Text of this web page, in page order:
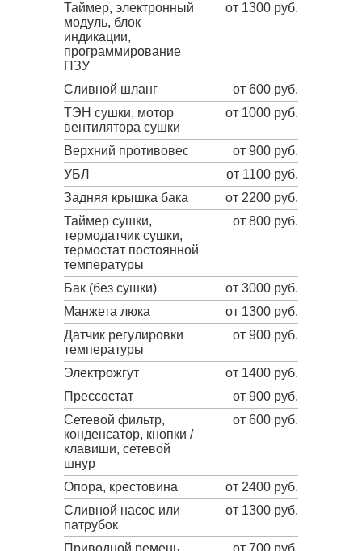
Таймер, электронный
модуль, блок
индикации,
программирование
ПЗУ
от 1300 руб.
Сливной шланг
от 600 руб.
ТЭН сушки, мотор
вентилятора сушки
от 1000 руб.
Верхний противовес
от 900 руб.
УБЛ
от 1100 руб.
Задняя крышка бака
от 2200 руб.
Таймер сушки,
термодатчик сушки,
термостат постоянной
температуры
от 800 руб.
Бак (без сушки)
от 3000 руб.
Манжета люка
от 1300 руб.
Датчик регулировки
температуры
от 900 руб.
Электрожгут
от 1400 руб.
Прессостат
от 900 руб.
Сетевой фильтр,
конденсатор, кнопки /
клавиши, сетевой
шнур
от 600 руб.
Опора, крестовина
от 2400 руб.
Сливной насос или
патрубок
от 1300 руб.
Приводной ремень от 700 руб.